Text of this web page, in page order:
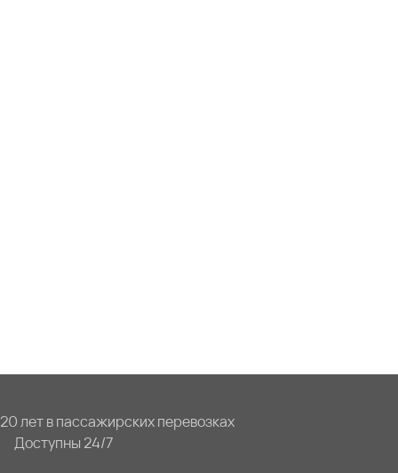
20 лет в пассажирских перевозках
Доступны 24/7